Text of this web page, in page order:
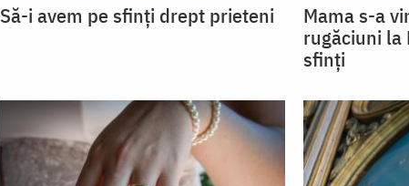
Să-i avem pe sfinți drept prieteni
Mama s-a
rugăciuni la
sfinți